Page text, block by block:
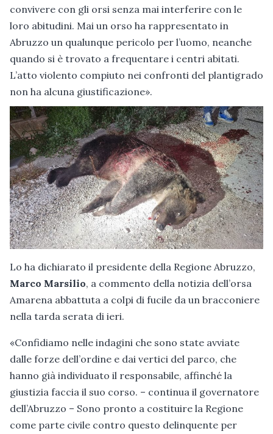
convivere con gli orsi senza mai interferire con le
loro abitudini. Mai un orso ha rappresentato in
Abruzzo un qualunque pericolo per l’uomo, neanche
quando si è trovato a frequentare i centri abitati.
L’atto violento compiuto nei confronti del plantigrado
non ha alcuna giustificazione».
Lo ha dichiarato il presidente della Regione Abruzzo,
Marco Marsilio, a commento della notizia dell’orsa
Amarena abbattuta a colpi di fucile da un bracconiere
nella tarda serata di ieri.
«Confidiamo nelle indagini che sono state avviate
dalle forze dell’ordine e dai vertici del parco, che
hanno già individuato il responsabile, affinché la
giustizia faccia il suo corso. – continua il governatore
dell’Abruzzo – Sono pronto a costituire la Regione
come parte civile contro questo delinquente per